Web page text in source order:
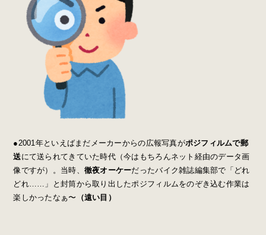
●2001年といえばまだメーカーからの広報写真がポジフィルムで郵
送にて送られてきていた時代（今はもちろんネット経由のデータ画
像ですが）。当時、 徹夜オーケーだったバイク雑誌編集部で「どれ
どれ……」と封筒から取り出したポジフィルムをのぞき込む作業は
楽しかったなぁ〜
（遠い目）